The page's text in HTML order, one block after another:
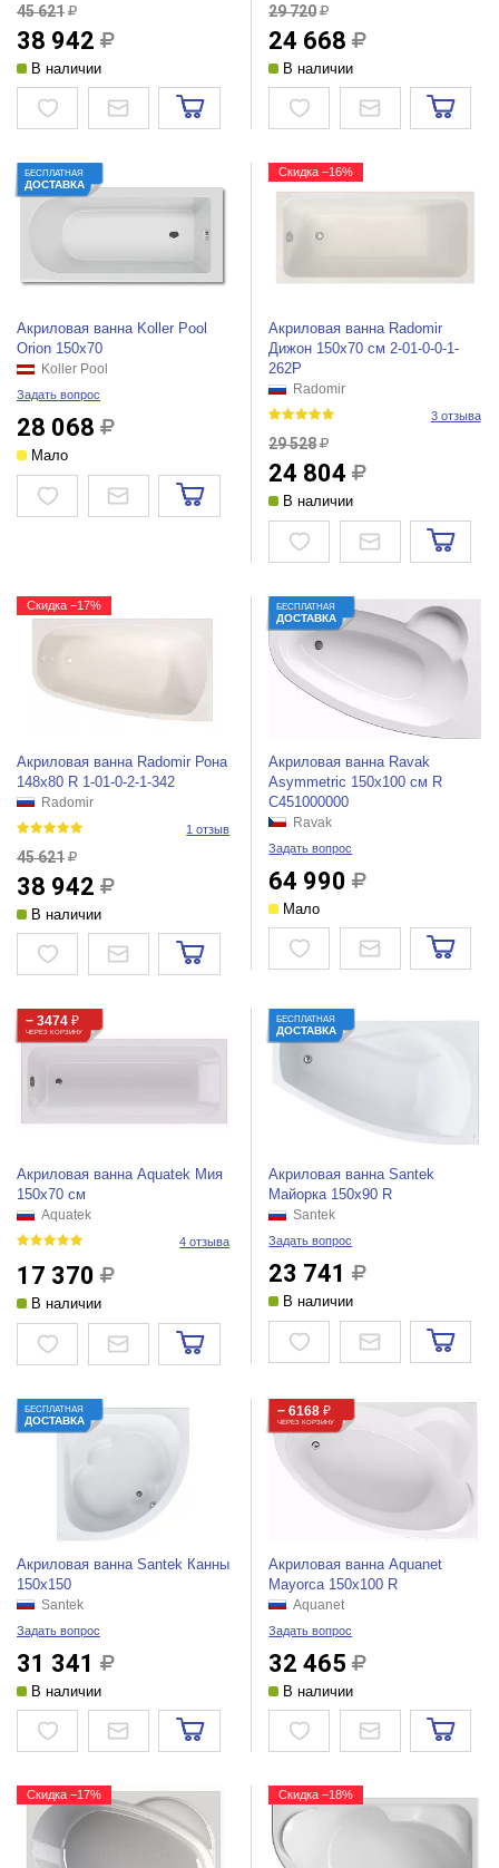
45 621
38 942
В наличии
29 720
24 668
В наличии
БЕСПЛАТНАЯ
ДОСТАВКА
Акриловая ванна Koller Pool
Orion 150x70
Koller Pool
Задать вопрос
28 068
Мало
Скидка −16%
Акриловая ванна Radomir
Дижон 150х70 см 2-01-0-0-1-
262Р
Radomir
3 отзыва
29 528
24 804
В наличии
Скидка −17%
Акриловая ванна Radomir Рона
148х80 R 1-01-0-2-1-342
Radomir
1 отзыв
45 621
38 942
В наличии
БЕСПЛАТНАЯ
ДОСТАВКА
Акриловая ванна Ravak
Asymmetric 150x100 см R
C451000000
Ravak
Задать вопрос
64 990
Мало
− 3474 ₽
ЧЕРЕЗ КОРЗИНУ
Акриловая ванна Aquatek Мия
150х70 см
Aquatek
4 отзыва
17 370
В наличии
БЕСПЛАТНАЯ
ДОСТАВКА
Акриловая ванна Santek
Майорка 150x90 R
Santek
Задать вопрос
23 741
В наличии
БЕСПЛАТНАЯ
ДОСТАВКА
Акриловая ванна Santek Канны
150x150
Santek
Задать вопрос
31 341
В наличии
− 6168 ₽
ЧЕРЕЗ КОРЗИНУ
Акриловая ванна Aquanet
Mayorca 150x100 R
Aquanet
Задать вопрос
32 465
В наличии
Скидка −17% Скидка −18%